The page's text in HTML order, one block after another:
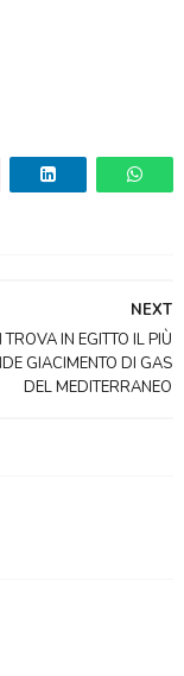
NEXT
TROVA IN EGITTO IL PIÙ
GIACIMENTO DI GAS
DEL MEDITERRANEO